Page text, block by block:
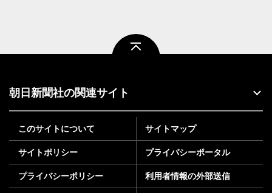
朝日新聞社の関連サイト
このサイトについて サイトマップ
サイトポリシー プライバシーポータル
プライバシーポリシー 利用者情報の外部送信